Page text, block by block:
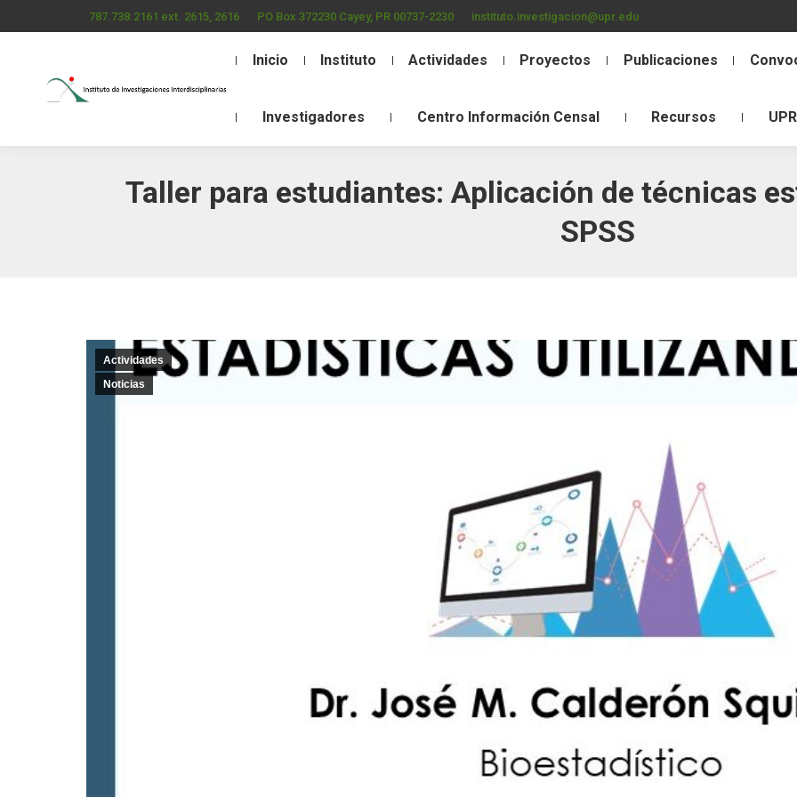
787.738.2161 ext. 2615, 2616 PO Box 372230 Cayey, PR 00737-2230 instituto.investigacion@upr.edu
Inicio Instituto Actividades Proyectos Publicaciones
Investigadores Centro Información Censal Recursos
Taller para estudiantes: Aplicación de técnicas
SPSS
Actividades
Noticias